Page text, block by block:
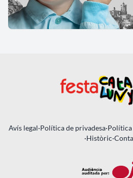
Avís legal·Política de privadesa·Política
·Històric·